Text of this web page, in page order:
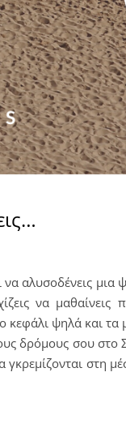
αλυσοδένεις μια
να μαθαίνεις
κεφάλι ψηλά και
δρόμους σου στο
στη